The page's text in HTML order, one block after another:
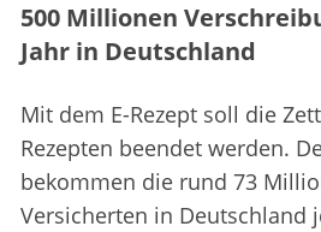
500 Millionen
Jahr in Deutschland
Mit dem E-Rezept soll die
Rezepten beendet werden.
bekommen die rund 73
Versicherten in Deutschland